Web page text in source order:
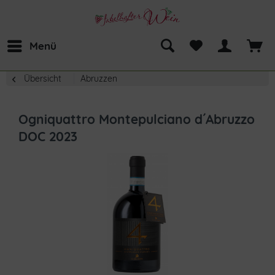
Menü
Übersicht Abruzzen
Ogniquattro Montepulciano d´Abruzzo
DOC 2023